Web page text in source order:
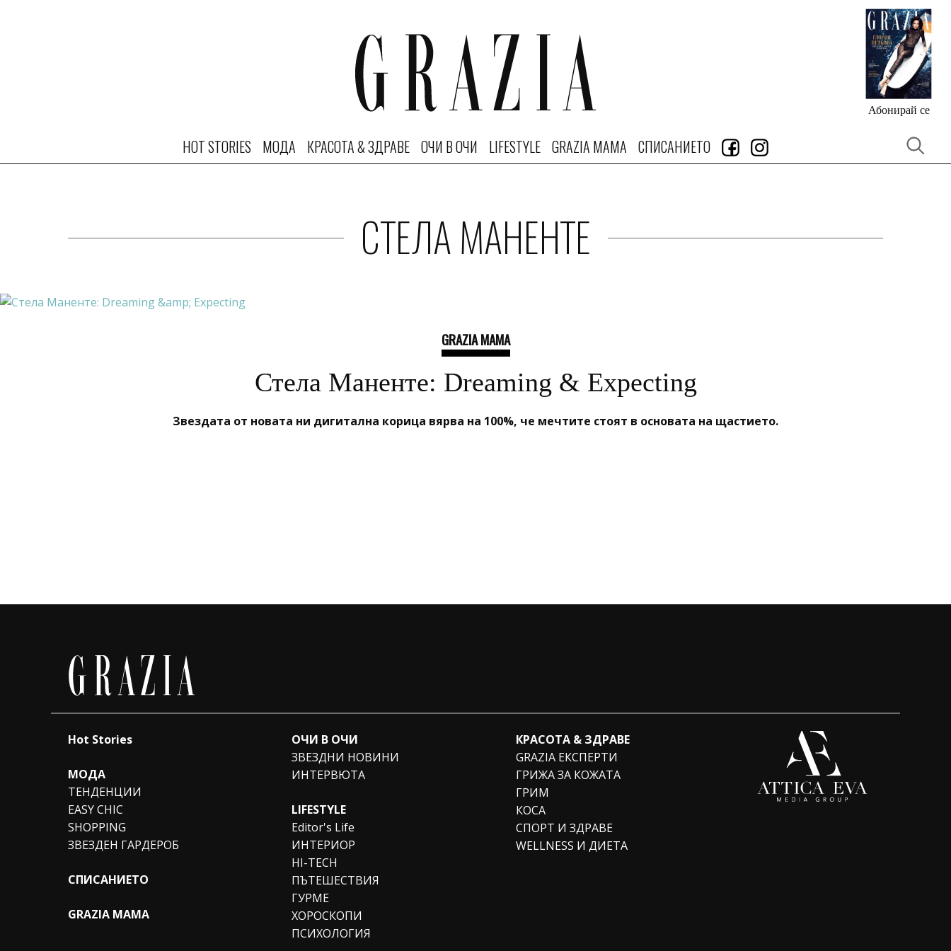
Абонирай се
HOT STORIES МОДА КРАСОТА & ЗДРАВЕ ОЧИ В ОЧИ LIFESTYLE GRAZIA MAMA СПИСАНИЕТО
СТЕЛА МАНЕНТЕ
GRAZIA MAMA
Стела Маненте: Dreaming & Expecting
Звездата от новата ни дигитална корица вярва на 100%, че мечтите стоят в основата на щастието.
Hot Stories
МОДА
ТЕНДЕНЦИИ
EASY CHIC
SHOPPING
ЗВЕЗДЕН ГАРДЕРОБ
СПИСАНИЕТО
GRAZIA MAMA
ОЧИ В ОЧИ
ЗВЕЗДНИ НОВИНИ
ИНТЕРВЮТА
LIFESTYLE
Editor's Life
ИНТЕРИОР
HI-TECH
ПЪТЕШЕСТВИЯ
ГУРМЕ
ХОРОСКОПИ
ПСИХОЛОГИЯ
КРАСОТА & ЗДРАВЕ
GRAZIA ЕКСПЕРТИ
ГРИЖА ЗА КОЖАТА
ГРИМ
КОСА
СПОРТ И ЗДРАВЕ
WELLNESS И ДИЕТА